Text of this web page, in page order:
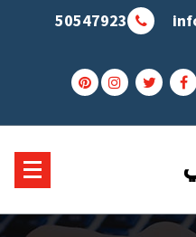
50547923